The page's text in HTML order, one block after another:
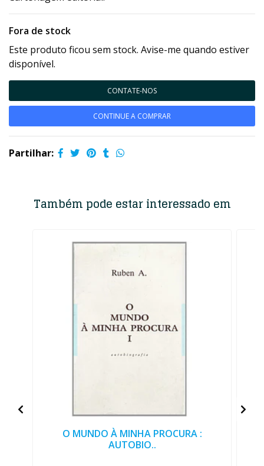
Fora de stock
Este produto ficou sem stock. Avise-me quando estiver
disponível.
CONTATE-NOS
CONTINUE A COMPRAR
Partilhar:
Também pode estar interessado em
O MUNDO À MINHA PROCURA :
AUTOBIO..